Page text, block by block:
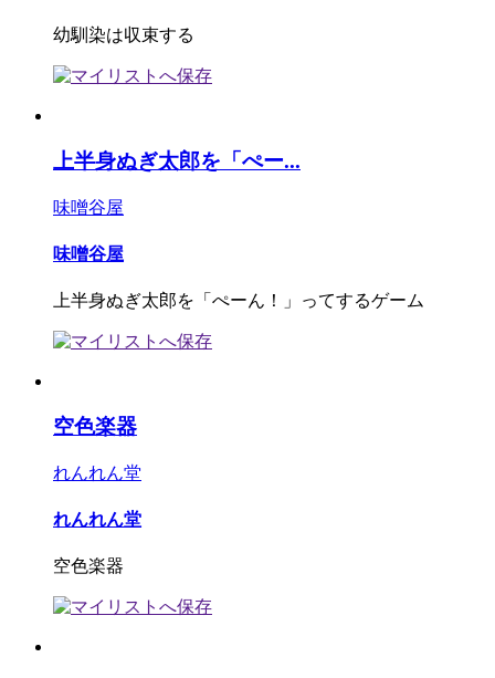
幼馴染は収束する
上半身ぬぎ太郎を「ぺー...
味噌谷屋
味噌谷屋
上半身ぬぎ太郎を「ぺーん！」ってするゲーム
空色楽器
れんれん堂
れんれん堂
空色楽器